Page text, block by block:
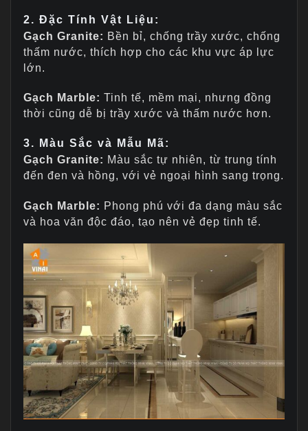
2. Đặc Tính Vật Liệu:
Gạch Granite: Bền bỉ, chống trầy xước, chống
thấm nước, thích hợp cho các khu vực áp lực
lớn.
Gạch Marble: Tinh tế, mềm mại, nhưng đồng
thời cũng dễ bị trầy xước và thấm nước hơn.
3.
Màu Sắc và Mẫu Mã:
Gạch Granite: Màu sắc tự nhiên, từ trung tính
đến đen và hồng, với vẻ ngoại hình sang trọng.
Gạch Marble: Phong phú với đa dạng màu sắc
và hoa văn độc đáo, tạo nên vẻ đẹp tinh tế.